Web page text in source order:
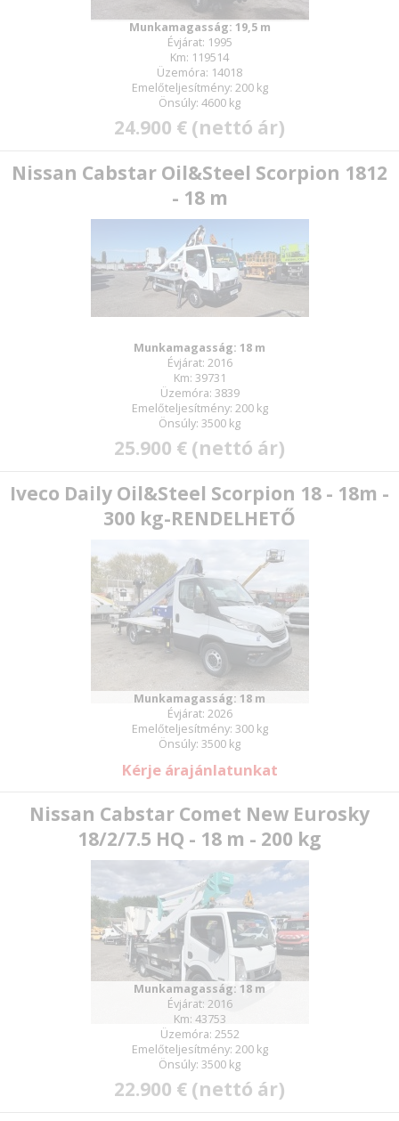
Munkamagasság: 19,5 m
Évjárat: 1995
Km: 119514
Üzemóra: 14018
Emelőteljesítmény: 200 kg
Önsúly: 4600 kg
24.900 € (nettó ár)
Nissan Cabstar Oil&Steel Scorpion 1812
- 18 m
Munkamagasság: 18 m
Évjárat: 2016
Km: 39731
Üzemóra: 3839
Emelőteljesítmény: 200 kg
Önsúly: 3500 kg
25.900 € (nettó ár)
Iveco Daily Oil&Steel Scorpion 18 - 18m -
300 kg-RENDELHETŐ
Munkamagasság: 18 m
Évjárat: 2026
Emelőteljesítmény: 300 kg
Önsúly: 3500 kg
Kérje árajánlatunkat
Nissan Cabstar Comet New Eurosky
18/2/7.5 HQ - 18 m - 200 kg
Munkamagasság: 18 m
Évjárat: 2016
Km: 43753
Üzemóra: 2552
Emelőteljesítmény: 200 kg
Önsúly: 3500 kg
22.900 € (nettó ár)